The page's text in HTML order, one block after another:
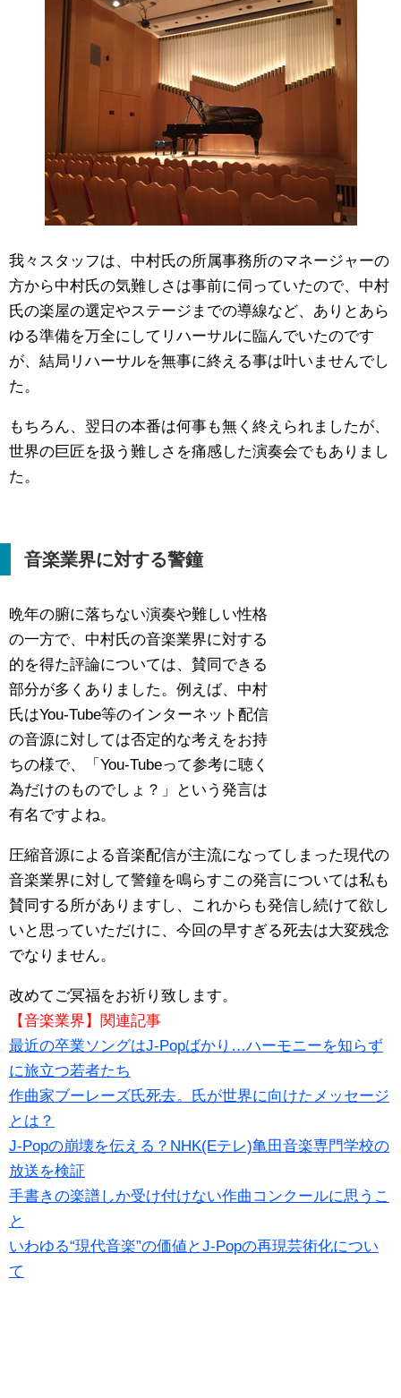
我々スタッフは、中村氏の所属事務所のマネージャーの
方から中村氏の気難しさは事前に伺っていたので、中村
氏の楽屋の選定やステージまでの導線など、ありとあら
ゆる準備を万全にしてリハーサルに臨んでいたのです
が、結局リハーサルを無事に終える事は叶いませんでし
た。
もちろん、翌日の本番は何事も無く終えられましたが、
世界の巨匠を扱う難しさを痛感した演奏会でもありまし
た。
音楽業界に対する警鐘
晩年の腑に落ちない演奏や難しい性格
の一方で、中村氏の音楽業界に対する
的を得た評論については、賛同できる
部分が多くありました。例えば、中村
氏はYou-Tube等のインターネット配信
の音源に対しては否定的な考えをお持
ちの様で、「You-Tubeって参考に聴く
為だけのものでしょ？」という発言は
有名ですよね。
圧縮音源による音楽配信が主流になってしまった現代の
音楽業界に対して警鐘を鳴らすこの発言については私も
賛同する所がありますし、これからも発信し続けて欲し
いと思っていただけに、今回の早すぎる死去は大変残念
でなりません。
改めてご冥福をお祈り致します。
【音楽業界】関連記事
最近の卒業ソングはJ-Popばかり…ハーモニーを知らず
に旅立つ若者たち
作曲家ブーレーズ氏死去。氏が世界に向けたメッセージ
とは？
J-Popの崩壊を伝える？NHK(Eテレ)亀田音楽専門学校の
放送を検証
手書きの楽譜しか受け付けない作曲コンクールに思うこ
と
いわゆる“現代音楽”の価値とJ-Popの再現芸術化につい
て